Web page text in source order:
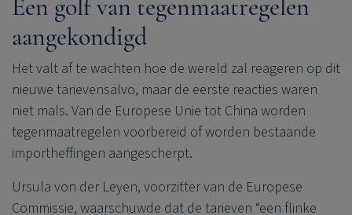
Een golf van tegenmaatregelen
aangekondigd
Het valt af te wachten hoe de wereld zal reageren op dit
nieuwe tarievensalvo, maar de eerste reacties waren
niet mals. Van de Europese Unie tot China worden
tegenmaatregelen voorbereid of worden bestaande
importheffingen aangescherpt.
Ursula von der Leyen, voorzitter van de Europese
Commissie, waarschuwde dat de tarieven “een flinke